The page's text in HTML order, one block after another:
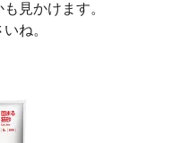
見かけます。
ね。